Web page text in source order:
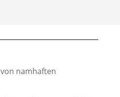
von namhaften